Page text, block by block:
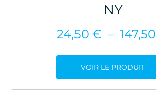
NY
24,50 € – 147,50
VOIR LE PRODUIT